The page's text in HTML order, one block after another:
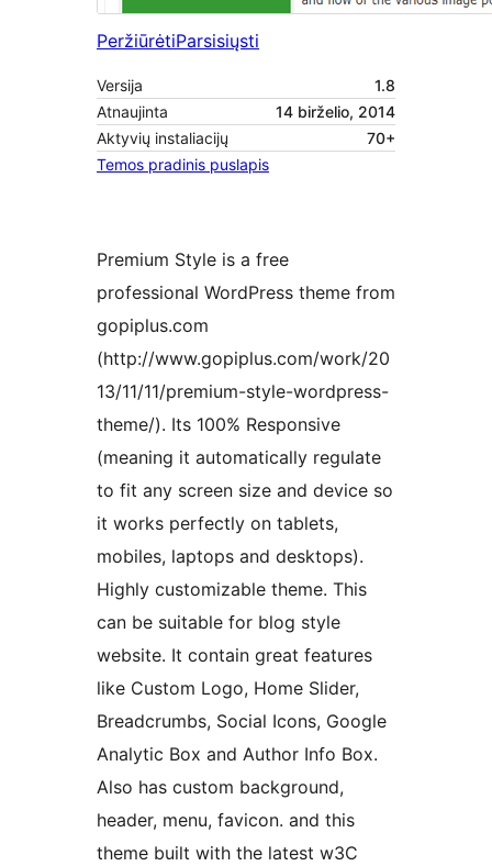
PeržiūrėtiParsisiųsti
Versija
1.8
Atnaujinta
14 birželio, 2014
Aktyvių instaliacijų
70+
Temos pradinis puslapis
Premium Style is a free
professional WordPress theme from
gopiplus.com
(http://www.gopiplus.com/work/20
13/11/11/premium-style-wordpress-
theme/). Its 100% Responsive
(meaning it automatically regulate
to fit any screen size and device so
it works perfectly on tablets,
mobiles, laptops and desktops).
Highly customizable theme. This
can be suitable for blog style
website. It contain great features
like Custom Logo, Home Slider,
Breadcrumbs, Social Icons, Google
Analytic Box and Author Info Box.
Also has custom background,
header, menu, favicon. and this
theme built with the latest w3C